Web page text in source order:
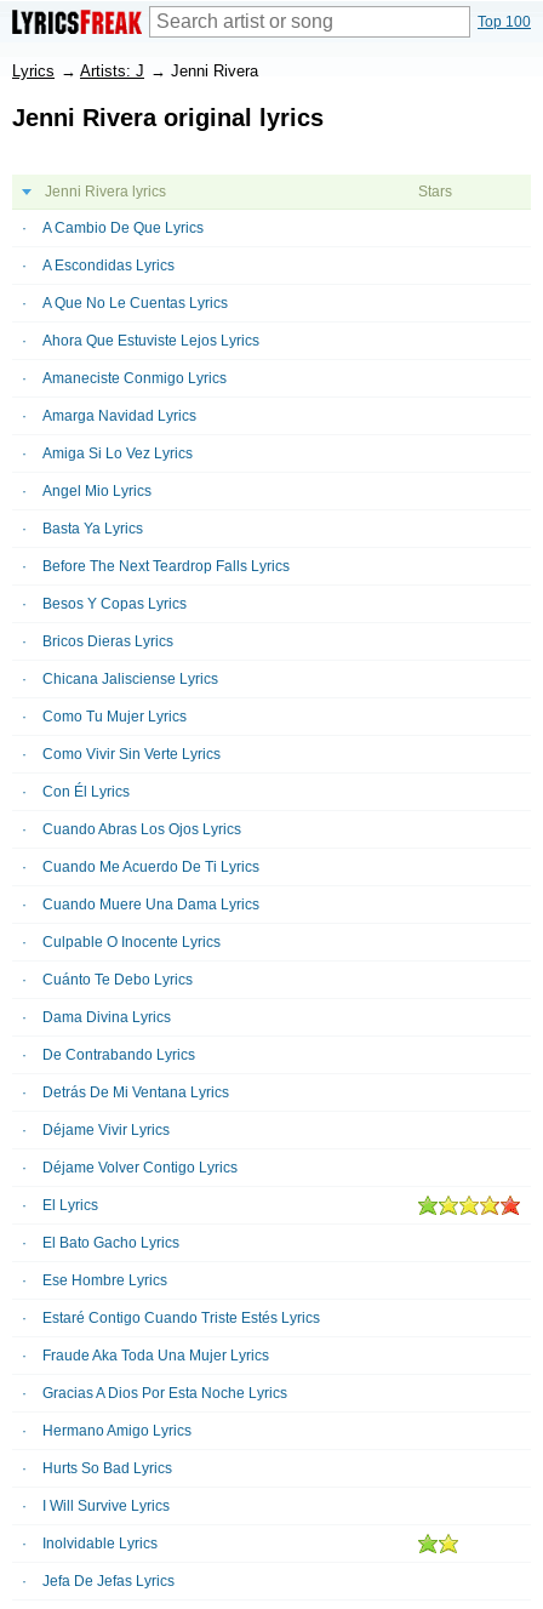
Top 100
Lyrics → Artists: J → Jenni Rivera
Jenni Rivera original lyrics
Jenni Rivera lyrics Stars
A Cambio De Que Lyrics
A Escondidas Lyrics
A Que No Le Cuentas Lyrics
Ahora Que Estuviste Lejos Lyrics
Amaneciste Conmigo Lyrics
Amarga Navidad Lyrics
Amiga Si Lo Vez Lyrics
Angel Mio Lyrics
Basta Ya Lyrics
Before The Next Teardrop Falls Lyrics
Besos Y Copas Lyrics
Bricos Dieras Lyrics
Chicana Jalisciense Lyrics
Como Tu Mujer Lyrics
Como Vivir Sin Verte Lyrics
Con Él Lyrics
Cuando Abras Los Ojos Lyrics
Cuando Me Acuerdo De Ti Lyrics
Cuando Muere Una Dama Lyrics
Culpable O Inocente Lyrics
Cuánto Te Debo Lyrics
Dama Divina Lyrics
De Contrabando Lyrics
Detrás De Mi Ventana Lyrics
Déjame Vivir Lyrics
Déjame Volver Contigo Lyrics
El Lyrics
El Bato Gacho Lyrics
Ese Hombre Lyrics
Estaré Contigo Cuando Triste Estés Lyrics
Fraude Aka Toda Una Mujer Lyrics
Gracias A Dios Por Esta Noche Lyrics
Hermano Amigo Lyrics
Hurts So Bad Lyrics
I Will Survive Lyrics
Inolvidable Lyrics
Jefa De Jefas Lyrics